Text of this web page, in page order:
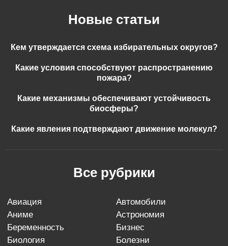
Новые статьи
Кем утверждается схема избирательных округов?
Какие условия способствуют распространению
пожара?
Какие механизмы обеспечивают устойчивость
биосферы?
Какие явления подтверждают движение молекул?
Все рубрики
авиация
автомобили
аниме
астрономия
беременность
бизнес
биология
болезни